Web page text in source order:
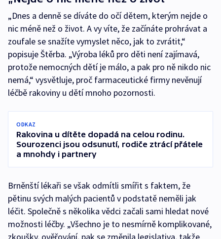
„Dnes a denně se díváte do očí dětem, kterým nejde o
nic méně než o život. A vy víte, že začínáte prohrávat a
zoufale se snažíte vymyslet něco, jak to zvrátit,“
popisuje Štěrba. „Výroba léků pro děti není zajímavá,
protože nemocných dětí je málo, a pak pro ně nikdo nic
nemá,“ vysvětluje, proč farmaceutické firmy nevěnují
léčbě rakoviny u dětí mnoho pozornosti.
ODKAZ
Rakovina u dítěte dopadá na celou rodinu.
Sourozenci jsou odsunutí, rodiče ztrácí přátele
a mnohdy i partnery
Brněnští lékaři se však odmítli smířit s faktem, že
pětinu svých malých pacientů v podstatě neměli jak
léčit. Společně s několika vědci začali sami hledat nové
možnosti léčby. „Všechno je to nesmírně komplikované,